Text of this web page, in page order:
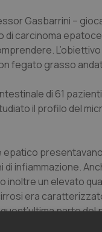
Gasbarrini –
di carcinoma
fegato grasso
di 61
il profilo del
epatico
infiammazione.
un elevato
era
parte del